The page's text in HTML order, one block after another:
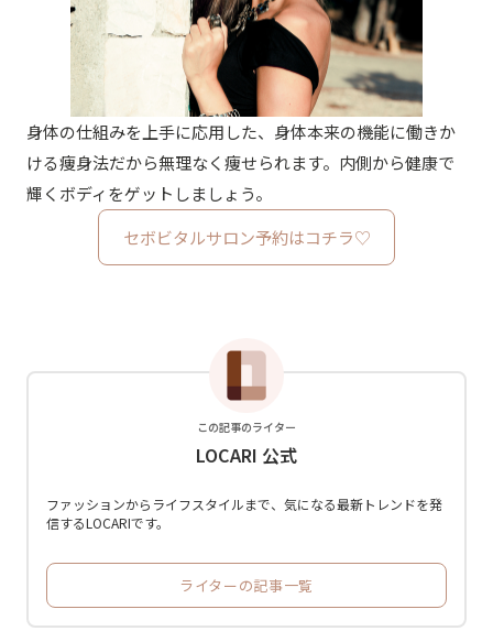
身体の仕組みを上手に応用した、身体本来の機能に働きか
ける痩身法だから無理なく痩せられます。内側から健康で
輝くボディをゲットしましょう。
セボビタルサロン予約はコチラ♡
この記事のライター
LOCARI 公式
ファッションからライフスタイルまで、気になる最新トレンドを発
信するLOCARIです。
ライターの記事一覧